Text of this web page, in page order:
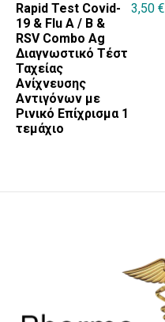
Rapid Test Covid-
19 & Flu A / B &
RSV Combo Ag
Διαγνωστικό Τέστ
Ταχείας
Ανίχνευσης
Αντιγόνων με
Ρινικό Επίχρισμα 1
τεμάχιο
3,50 €